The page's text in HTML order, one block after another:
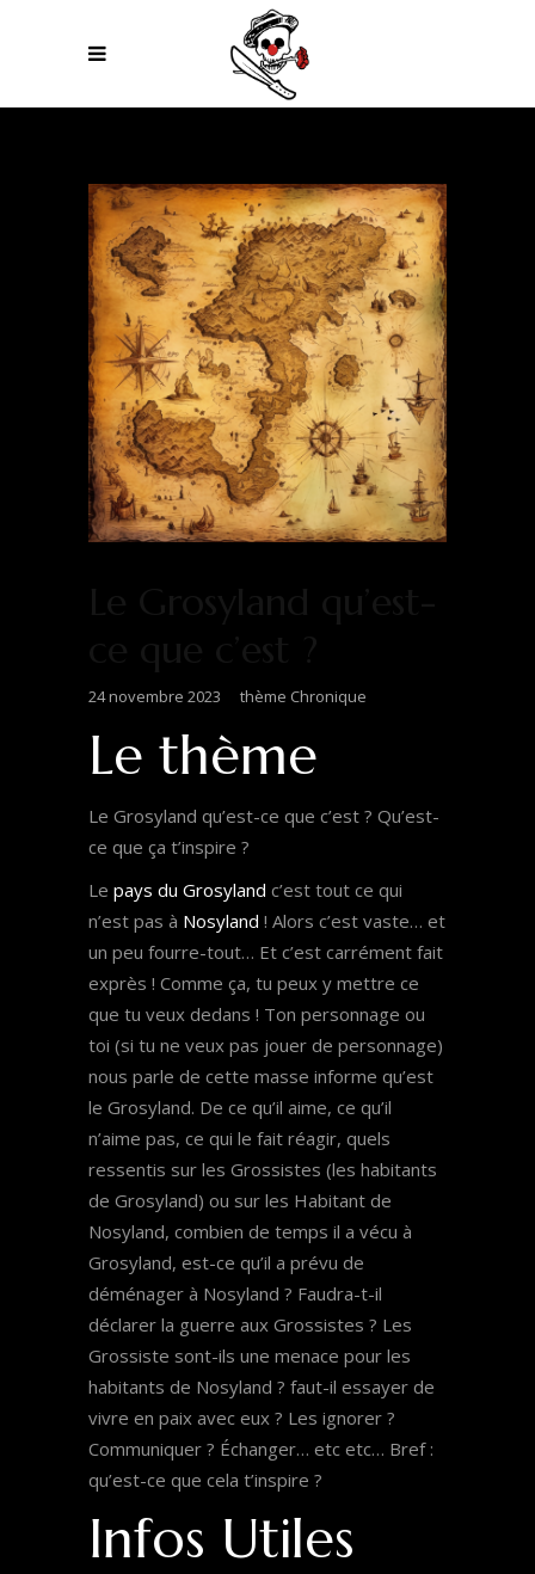
24 novembre 2023 thème Chronique
Le thème
Le Grosyland qu’est-ce que c’est ? Qu’est-
ce que ça t’inspire ?
Le pays du Grosyland c’est tout ce qui
n’est pas à Nosyland ! Alors c’est vaste… et
un peu fourre-tout… Et c’est carrément fait
exprès ! Comme ça, tu peux y mettre ce
que tu veux dedans ! Ton personnage ou
toi (si tu ne veux pas jouer de personnage)
nous parle de cette masse informe qu’est
le Grosyland. De ce qu’il aime, ce qu’il
n’aime pas, ce qui le fait réagir, quels
ressentis sur les Grossistes (les habitants
de Grosyland) ou sur les Habitant de
Nosyland, combien de temps il a vécu à
Grosyland, est-ce qu’il a prévu de
déménager à Nosyland ? Faudra-t-il
déclarer la guerre aux Grossistes ? Les
Grossiste sont-ils une menace pour les
habitants de Nosyland ? faut-il essayer de
vivre en paix avec eux ? Les ignorer ?
Communiquer ? Échanger… etc etc… Bref :
qu’est-ce que cela t’inspire ?
Infos Utiles